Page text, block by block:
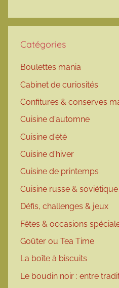
Catégories
Boulettes mania
Cabinet de curiosités
Confitures & conserves
Cuisine d'automne
Cuisine d'été
Cuisine d'hiver
Cuisine de printemps
Cuisine russe & soviétique
Défis, challenges & jeux
Fêtes & occasions
Goûter ou Tea Time
La boîte à biscuits
Le boudin noir : entre